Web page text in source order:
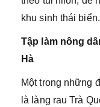
khu sinh thái biển.
Tập làm nông
Hà
Một trong những
là làng rau Trà